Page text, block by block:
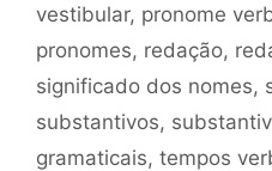
vestibular, pronome
pronomes, redação,
significado dos nomes,
substantivos,
gramaticais, tempos